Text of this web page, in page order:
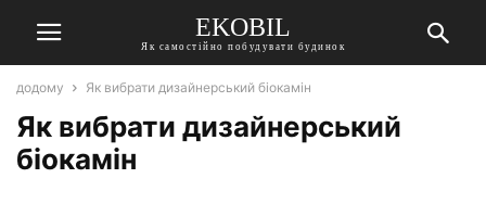
EKOBIL
Як самостійно побудувати будинок
додому Як вибрати дизайнерський біокамін
Як вибрати дизайнерський
біокамін